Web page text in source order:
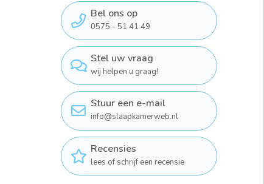
Bel ons op
0575 - 51 41 49
Stel uw vraag
wij helpen u graag!
Stuur een e-mail
info@slaapkamerweb.nl
Recensies
lees of schrijf een recensie